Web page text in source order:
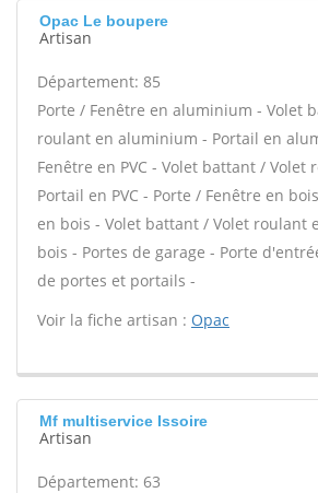
Opac Le boupere
Artisan
Département: 85
Porte / Fenêtre en aluminium - Volet
roulant en aluminium - Portail en
Fenêtre en PVC - Volet battant / Volet
Portail en PVC - Porte / Fenêtre en
en bois - Volet battant / Volet roulant
bois - Portes de garage - Porte
de portes et portails -
Voir la fiche artisan : Opac
Mf multiservice Issoire
Artisan
Département: 63